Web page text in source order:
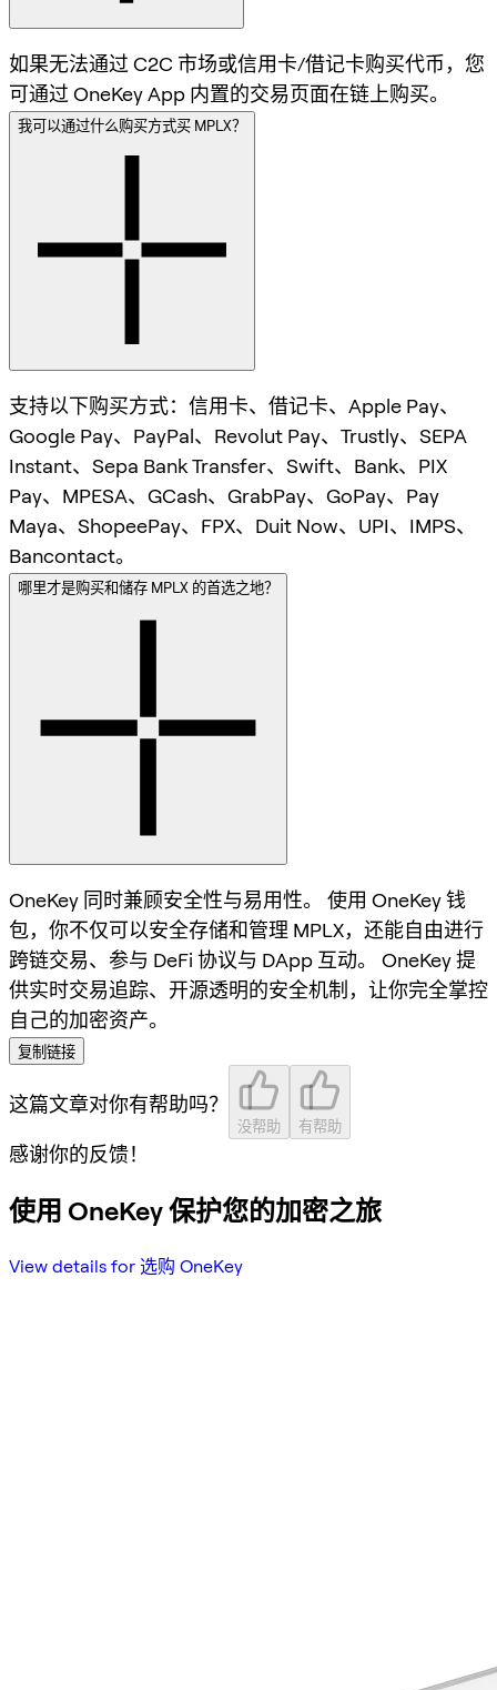
如果无法通过 C2C 市场或信用卡/借记卡购买代币，您
可通过 OneKey App 内置的交易页面在链上购买。
我可以通过什么购买方式买 MPLX？
支持以下购买方式：信用卡、借记卡、Apple Pay、
Google Pay、PayPal、Revolut Pay、Trustly、SEPA
Instant、Sepa Bank Transfer、Swift、Bank、PIX
Pay、MPESA、GCash、GrabPay、GoPay、Pay
Maya、ShopeePay、FPX、Duit Now、UPI、IMPS、
Bancontact。
哪里才是购买和储存 MPLX 的首选之地？
OneKey 同时兼顾安全性与易用性。 使用 OneKey 钱
包，你不仅可以安全存储和管理 MPLX，还能自由进行
跨链交易、参与 DeFi 协议与 DApp 互动。 OneKey 提
供实时交易追踪、开源透明的安全机制，让你完全掌控
自己的加密资产。
复制链接
这篇文章对你有帮助吗？
没帮助 有帮助
感谢你的反馈！
使用 OneKey 保护您的加密之旅
View details for 选购 OneKey